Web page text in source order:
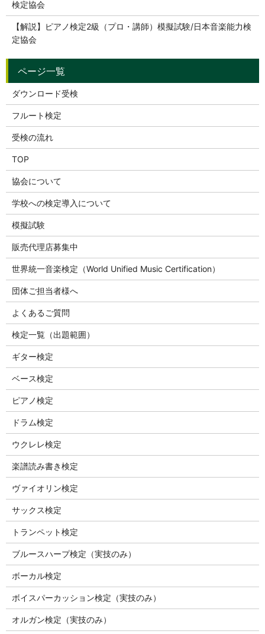
検定協会
【解説】ピアノ検定2級（プロ・講師）模擬試験/日本音楽能力検
定協会
ダウンロード受検
フルート検定
受検の流れ
TOP
協会について
学校への検定導入について
模擬試験
販売代理店募集中
世界統一音楽検定（World Unified Music Certification）
団体ご担当者様へ
よくあるご質問
検定一覧（出題範囲）
ギター検定
ベース検定
ピアノ検定
ドラム検定
ウクレレ検定
楽譜読み書き検定
ヴァイオリン検定
サックス検定
トランペット検定
ブルースハープ検定（実技のみ）
ボーカル検定
ボイスパーカッション検定（実技のみ）
オルガン検定（実技のみ）